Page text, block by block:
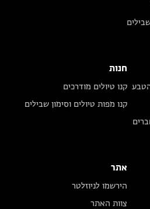
חנות
קנו טיולים מודרכים
קנו מפות טיולים וסימון שבילים
אתר
הירשמו לניוזלטר
צוות האתר